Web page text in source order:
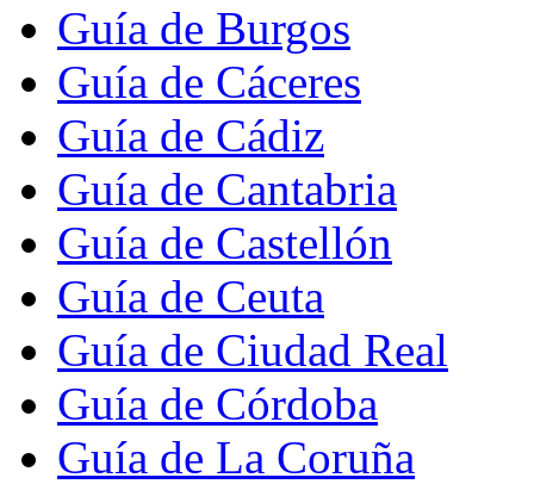
Guía de Burgos
Guía de Cáceres
Guía de Cádiz
Guía de Cantabria
Guía de Castellón
Guía de Ceuta
Guía de Ciudad Real
Guía de Córdoba
Guía de La Coruña